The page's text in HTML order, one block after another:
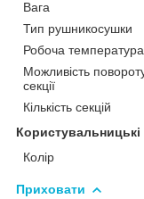
Вага
Тип рушникосушки
Робоча температура
Можливість
секції
Кількість секцій
Користувальницькі
Колір
Приховати